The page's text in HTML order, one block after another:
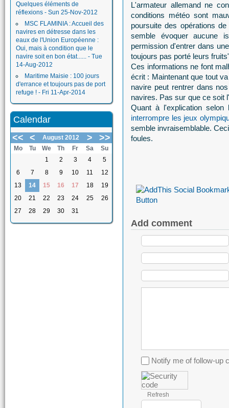
Quelques éléments de
réflexions - Sun 25-Nov-2012
MSC FLAMINIA : Accueil des
navires en détresse dans les
eaux de l'Union Européenne :
Oui, mais à condition que le
navire soit en bon état...... - Tue
14-Aug-2012
Maritime Maisie : 100 jours
d'errance et toujours pas de port
refuge ! - Fri 11-Apr-2014
Calendar
<<
< August 2012 > >>
Mo Tu We Th Fr Sa
Su
1
2 3 4
5
6
7 8 9 10 11
12
13
14 15 16 17 18
19
20
21 22 23 24 25
26
27
28 29 30 31
L'armateur allemand ne
conditions météo sont
poursuite des opérations
semble évoquer aucune
permission d'entrer dans
toujours pas porté leurs
Ces informations ne font
écrit : Maintenant que tout
navire peut rentrer dans
navires. Pas sur que ce soit
Quant à l'explication selon
interrompre les jeux
semble invraisemblable.
foules.
Add comment
Notify me of follow-up
Refresh